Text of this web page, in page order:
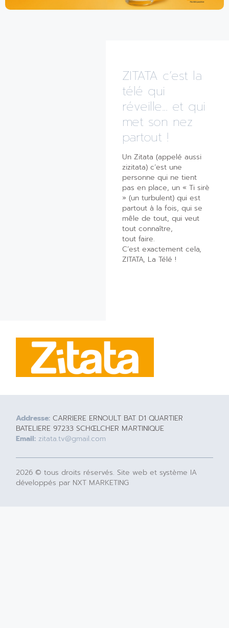
ZITATA c’est la
télé qui
réveille... et qui
met son nez
partout !
Un Zitata (appelé aussi
zizitata) c’est une
personne qui ne tient
pas en place, un « Ti sirè
» (un turbulent) qui est
partout à la fois, qui se
mêle de tout, qui veut
tout connaître,
tout faire.
C’est exactement cela,
ZITATA, La Télé !
Addresse: CARRIERE ERNOULT BAT D1 QUARTIER
BATELIERE 97233 SCHŒLCHER MARTINIQUE
Email: zitata.tv@gmail.com
2026 © tous droits réservés. Site web et système IA
développés par NXT MARKETING